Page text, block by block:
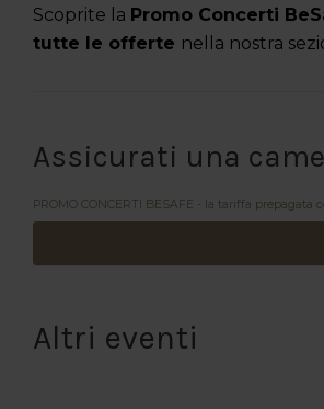
Scoprite la Promo Concerti
tutte le offerte nella nostra
Assicurati una
PROMO CONCERTI BESAFE - la tariffa prepagata
Altri eventi